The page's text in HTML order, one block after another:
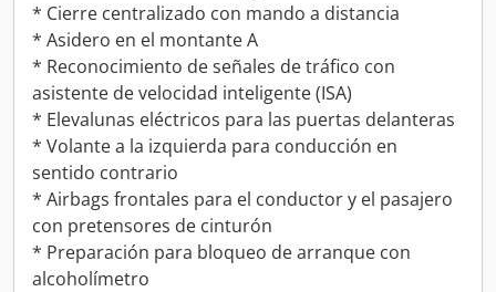
* Cierre centralizado con mando a distancia
* Asidero en el montante A
* Reconocimiento de señales de tráfico con
asistente de velocidad inteligente (ISA)
* Elevalunas eléctricos para las puertas delanteras
* Volante a la izquierda para conducción en
sentido contrario
* Airbags frontales para el conductor y el pasajero
con pretensores de cinturón
* Preparación para bloqueo de arranque con
alcoholímetro